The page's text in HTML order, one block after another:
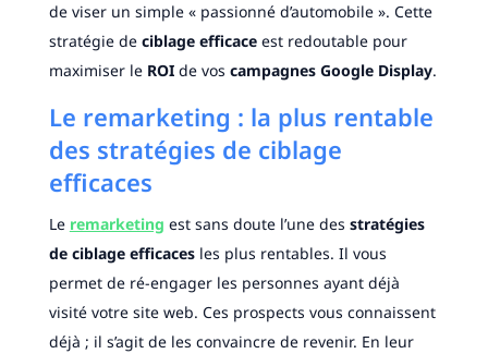
de viser un simple « passionné d’automobile ». Cette
stratégie de ciblage efficaceest redoutable pour
maximiser le ROIde vos campagnes Google Display.
Le remarketing : la plus rentable
des stratégies de ciblage
efficaces
Le remarketing est sans doute l’une des stratégies
de ciblage efficacesles plus rentables. Il vous
permet de ré-engager les personnes ayant déjà
visité votre site web. Ces prospects vous connaissent
déjà ; il s’agit de les convaincre de revenir. En leur